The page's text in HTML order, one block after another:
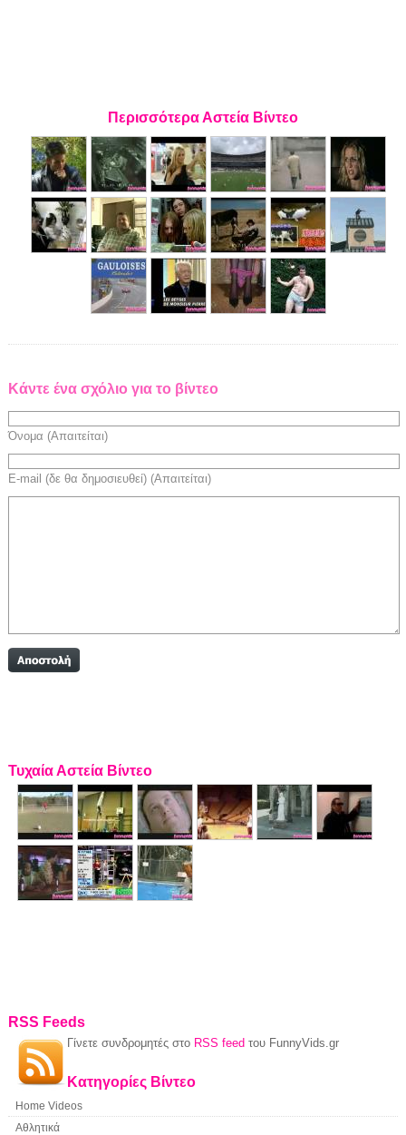
Περισσότερα Αστεία Βίντεο
Κάντε ένα σχόλιο για το βίντεο
Όνομα (Απαιτείται)
E-mail (δε θα δημοσιευθεί) (Απαιτείται)
Τυχαία Αστεία Βίντεο
RSS Feeds
Γίνετε συνδρομητές στο RSS feed του FunnyVids.gr
Κατηγορίες Βίντεο
Home Videos
Αθλητικά